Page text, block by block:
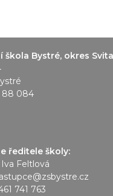
škola Bystré, okres
88 084
ředitele školy:
Feltlová
741 763